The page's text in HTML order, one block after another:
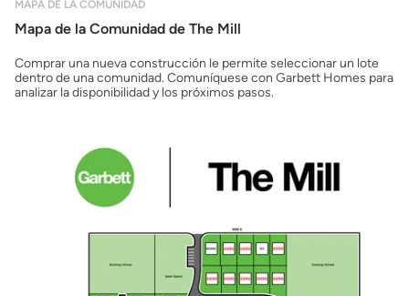
MAPA DE LA COMUNIDAD
Mapa de la Comunidad de The Mill
Comprar una nueva construcción le permite seleccionar un lote
dentro de una comunidad. Comuníquese con Garbett Homes para
analizar la disponibilidad y los próximos pasos.